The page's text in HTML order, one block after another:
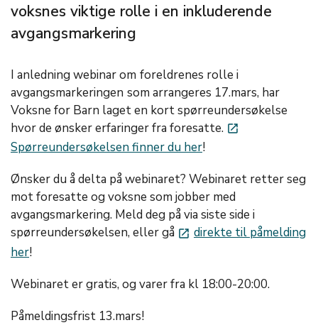
voksnes viktige rolle i en inkluderende
avgangsmarkering
I anledning webinar om foreldrenes rolle i
avgangsmarkeringen som arrangeres 17.mars, har
Voksne for Barn laget en kort spørreundersøkelse
hvor de ønsker erfaringer fra foresatte. launch
Spørreundersøkelsen finner du her!
Ønsker du å delta på webinaret? Webinaret retter seg
mot foresatte og voksne som jobber med
avgangsmarkering. Meld deg på via siste side i
spørreundersøkelsen, eller gå launch direkte til påmelding
her!
Webinaret er gratis, og varer fra kl 18:00-20:00.
Påmeldingsfrist 13.mars!